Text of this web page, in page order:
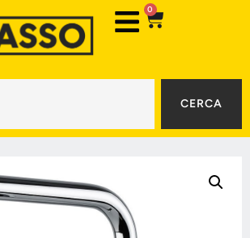
0
CERCA